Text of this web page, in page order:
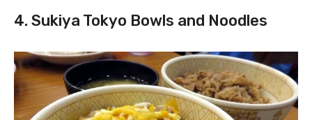
4. Sukiya Tokyo Bowls and Noodles